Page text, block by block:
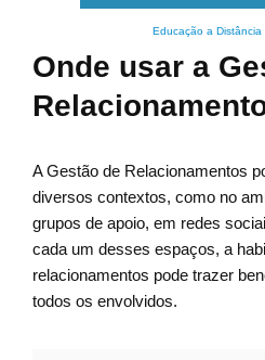
Educação a
Onde usar a
A Gestão de Relacionamentos
diversos contextos, como no
grupos de apoio, em redes
cada um desses espaços, a
relacionamentos pode trazer
todos os envolvidos.